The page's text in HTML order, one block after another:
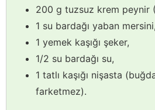
200 g tuzsuz krem peynir
1 su bardağı yaban mersini,
1 yemek kaşığı şeker,
1/2 su bardağı su,
1 tatlı kaşığı nişasta
farketmez).